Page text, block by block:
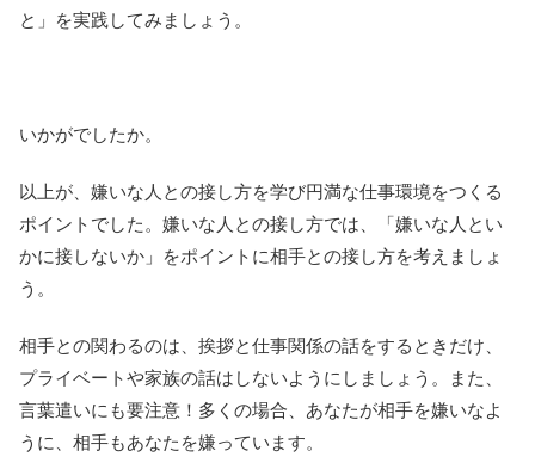
と」を実践してみましょう。
いかがでしたか。
以上が、嫌いな人との接し方を学び円満な仕事環境をつくる
ポイントでした。嫌いな人との接し方では、「嫌いな人とい
かに接しないか」をポイントに相手との接し方を考えましょ
う。
相手との関わるのは、挨拶と仕事関係の話をするときだけ、
プライベートや家族の話はしないようにしましょう。また、
言葉遣いにも要注意！多くの場合、あなたが相手を嫌いなよ
うに、相手もあなたを嫌っています。